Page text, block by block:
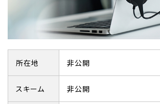
所在地 非公開
スキーム 非公開